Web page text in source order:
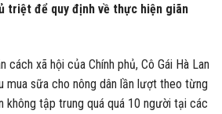
triệt để quy định về thực hiện giãn
cách xã hội của Chính phủ, Cô Gái Hà Lan
mua sữa cho nông dân lần lượt theo từng
không tập trung quá quá 10 người tại các